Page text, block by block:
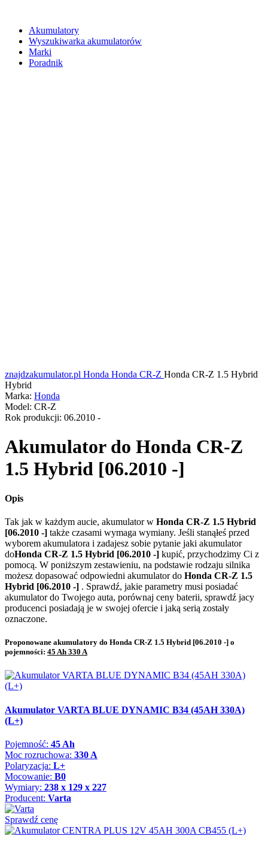
Akumulatory
Wyszukiwarka akumulatorów
Marki
Poradnik
znajdzakumulator.pl Honda Honda CR-Z Honda CR-Z 1.5 Hybrid
Hybrid
Marka: Honda
Model: CR-Z
Rok produkcji: 06.2010 -
Akumulator do Honda CR-Z
1.5 Hybrid [06.2010 -]
Opis
Tak jak w każdym aucie, akumulator w Honda CR-Z 1.5 Hybrid
[06.2010 -] także czasami wymaga wymiany. Jeśli stanąłeś przed
wyborem akumulatora i zadajesz sobie pytanie jaki akumulator
doHonda CR-Z 1.5 Hybrid [06.2010 -] kupić, przychodzimy Ci z
pomocą. W poniższym zestawieniu, na podstawie rodzaju silnika
możesz dopasować odpowiedni akumulator do Honda CR-Z 1.5
Hybrid [06.2010 -] . Sprawdź, jakie parametry musi posiadać
akumulator do Twojego auta, porównaj ceny baterii, sprawdź jacy
producenci posiadają je w swojej ofercie i jaką serią zostały
oznaczone.
Proponowane akumulatory do Honda CR-Z 1.5 Hybrid [06.2010 -] o
pojemności: 45 Ah 330 A
Akumulator VARTA BLUE DYNAMIC B34 (45AH 330A)
(L+)
Pojemność: 45 Ah
Moc rozruchowa: 330 A
Polaryzacja: L+
Mocowanie: B0
Wymiary: 238 x 129 x 227
Producent: Varta
Sprawdź cenę